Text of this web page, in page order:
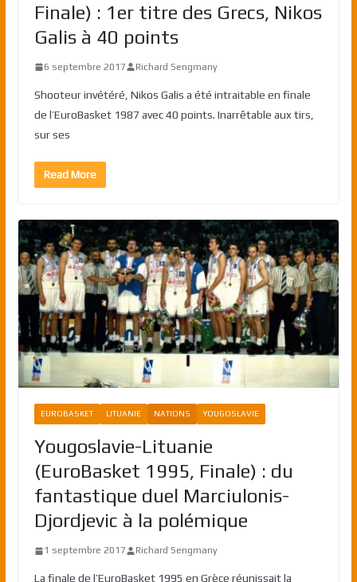
Finale) : 1er titre des Grecs, Nikos
Galis à 40 points
6 septembre 2017 Richard Sengmany
Shooteur invétéré, Nikos Galis a été intraitable en finale
de l’EuroBasket 1987 avec 40 points. Inarrêtable aux tirs,
sur ses
Read More
EUROBASKET LITUANIE NATIONS YOUGOSLAVIE
Yougoslavie-Lituanie
(EuroBasket 1995, Finale) : du
fantastique duel Marciulonis-
Djordjevic à la polémique
1 septembre 2017 Richard Sengmany
La finale de l’EuroBasket 1995 en Grèce réunissait la